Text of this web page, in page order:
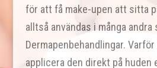
för att få make-upen att sitta
alltså användas i många
Dermapenbehandlingar.
applicera den direkt på huden